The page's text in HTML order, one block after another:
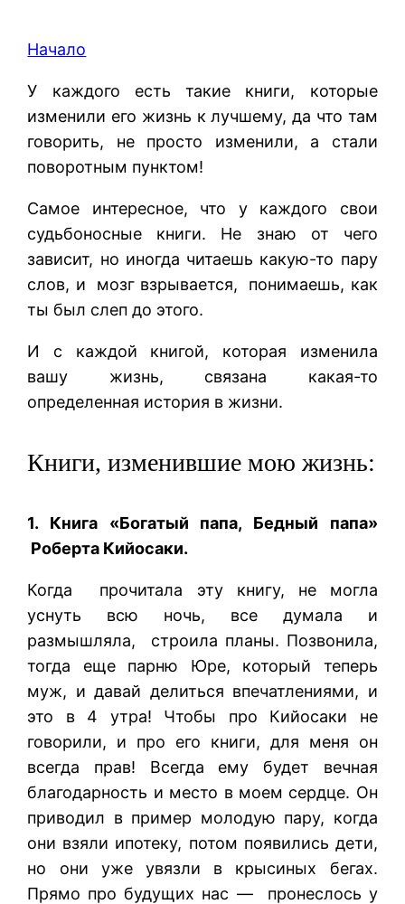
Начало
У каждого есть такие книги, которые
изменили его жизнь к лучшему, да что там
говорить, не просто изменили, а стали
поворотным пунктом!
Самое интересное, что у каждого свои
судьбоносные книги. Не знаю от чего
зависит, но иногда читаешь какую-то пару
слов, и мозг взрывается, понимаешь, как
ты был слеп до этого.
И с каждой книгой, которая изменила
вашу жизнь, связана какая-то
определенная история в жизни.
Книги, изменившие мою жизнь:
1. Книга «Богатый папа, Бедный папа»
Роберта Кийосаки.
Когда прочитала эту книгу, не могла
уснуть всю ночь, все думала и
размышляла, строила планы. Позвонила,
тогда еще парню Юре, который теперь
муж, и давай делиться впечатлениями, и
это в 4 утра! Чтобы про Кийосаки не
говорили, и про его книги, для меня он
всегда прав! Всегда ему будет вечная
благодарность и место в моем сердце. Он
приводил в пример молодую пару, когда
они взяли ипотеку, потом появились дети,
но они уже увязли в крысиных бегах.
Прямо про будущих нас — пронеслось у